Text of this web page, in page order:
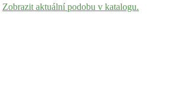
Zobrazit aktuální podobu v katalogu.